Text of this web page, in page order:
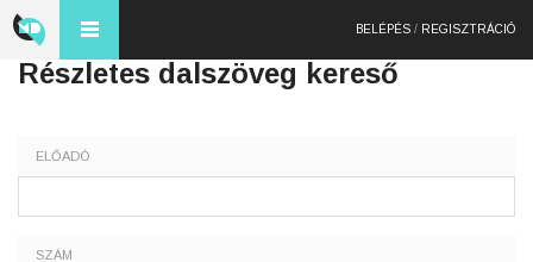
BELÉPÉS / REGISZTRÁCIÓ
Részletes dalszöveg kereső
ELŐADÓ
SZÁM